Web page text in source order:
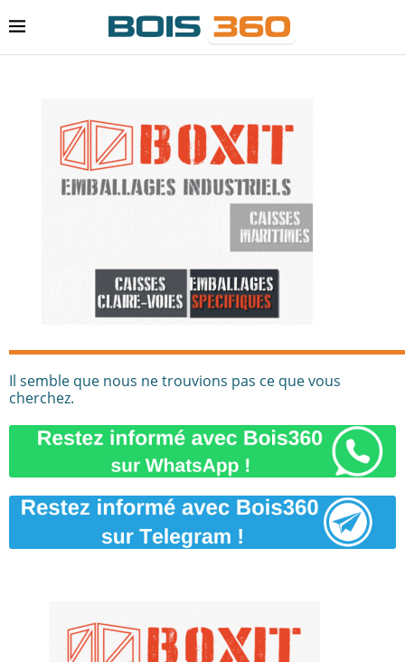
Il semble que nous ne trouvions pas ce que vous
cherchez.